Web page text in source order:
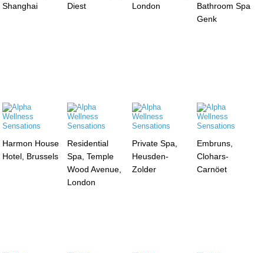
Shanghai
Diest
London
Bathroom Spa
Genk
Harmon House
Hotel, Brussels
Residential
Spa, Temple
Wood Avenue,
London
Private Spa,
Heusden-
Zolder
Embruns,
Clohars-
Carnöet